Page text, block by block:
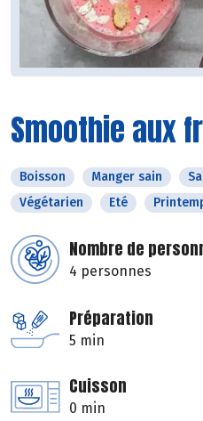
Smoothie aux
Boisson Manger sain
Végétarien
Eté
Nombre de
4 personnes
Préparation
5 min
Cuisson
0 min